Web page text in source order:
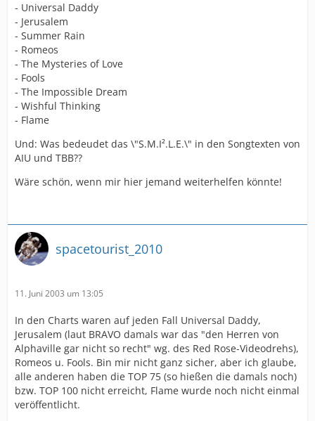
- Universal Daddy
- Jerusalem
- Summer Rain
- Romeos
- The Mysteries of Love
- Fools
- The Impossible Dream
- Wishful Thinking
- Flame
Und: Was bedeudet das \"S.M.I².L.E.\" in den Songtexten von
AIU und TBB??
Wäre schön, wenn mir hier jemand weiterhelfen könnte!
spacetourist_2010
11. Juni 2003 um 13:05
In den Charts waren auf jeden Fall Universal Daddy,
Jerusalem (laut BRAVO damals war das "den Herren von
Alphaville gar nicht so recht" wg. des Red Rose-Videodrehs),
Romeos u. Fools. Bin mir nicht ganz sicher, aber ich glaube,
alle anderen haben die TOP 75 (so hießen die damals noch)
bzw. TOP 100 nicht erreicht, Flame wurde noch nicht einmal
veröffentlicht.